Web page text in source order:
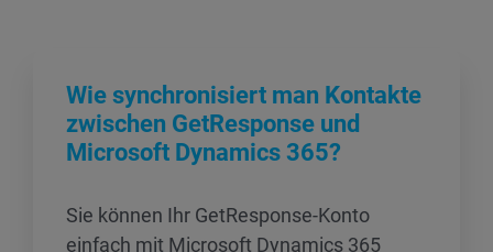
Wie synchronisiert man Kontakte
zwischen GetResponse und
Microsoft Dynamics 365?
Sie können Ihr GetResponse-Konto
einfach mit Microsoft Dynamics 365